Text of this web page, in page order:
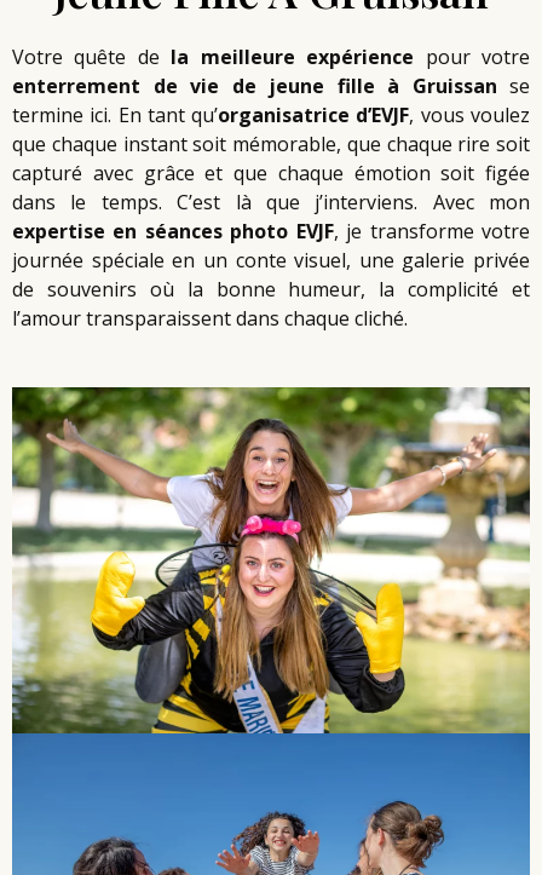
Votre quête de la meilleure expérience pour votre
enterrement de vie de jeune fille à Gruissan se
termine ici. En tant qu’organisatrice d’EVJF, vous voulez
que chaque instant soit mémorable, que chaque rire soit
capturé avec grâce et que chaque émotion soit figée
dans le temps. C’est là que j’interviens. Avec mon
expertise en séances photo EVJF, je transforme votre
journée spéciale en un conte visuel, une galerie privée
de souvenirs où la bonne humeur, la complicité et
l’amour transparaissent dans chaque cliché.